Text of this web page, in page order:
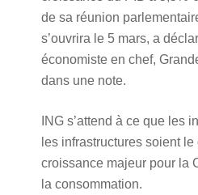
de sa réunion
s’ouvrira le 5 mars, a
économiste en chef,
dans une note.
ING s’attend à ce que les
les infrastructures soient
croissance majeur pour la
la consommation.